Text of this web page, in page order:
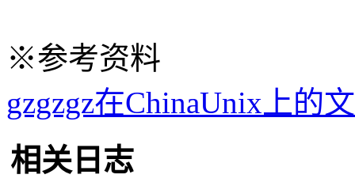
※参考资料
gzgzgz在ChinaUnix上的
相关日志